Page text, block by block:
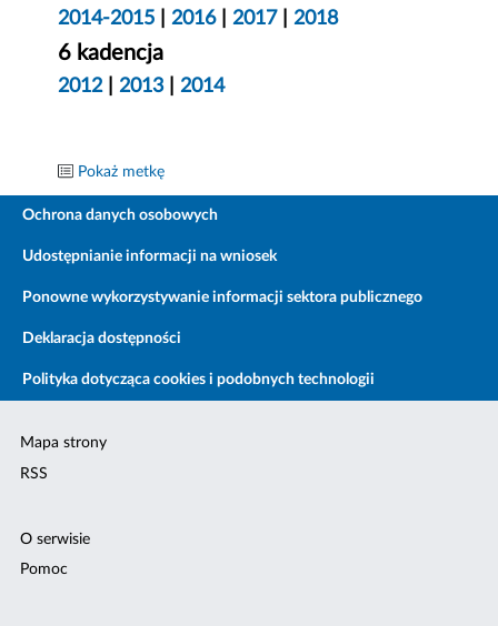
2014-2015 |2016|2017|2018
6 kadencja
2012|2013|2014
Pokaż metkę
Ochrona danych osobowych
Udostępnianie informacji na wniosek
Ponowne wykorzystywanie informacji sektora publicznego
Deklaracja dostępności
Polityka dotycząca cookies i podobnych technologii
Mapa strony
RSS
O serwisie
Pomoc